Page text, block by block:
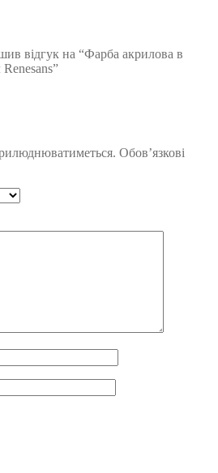
відгук на “Фарба акрилова в
Обов’язкові